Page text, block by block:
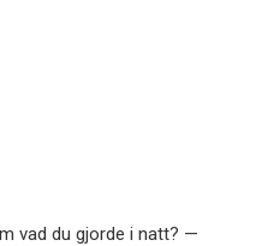
vad du gjorde i natt? —